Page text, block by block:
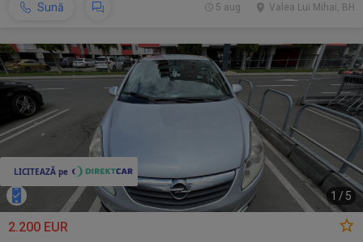
Sună Valea Lui Mihai, BH
5 aug.
1 / 5
2.200 EUR